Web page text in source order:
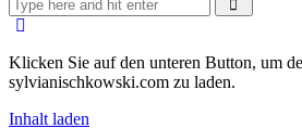
Klicken Sie auf den unteren Button, um
sylvianischkowski.com zu laden.
Inhalt laden